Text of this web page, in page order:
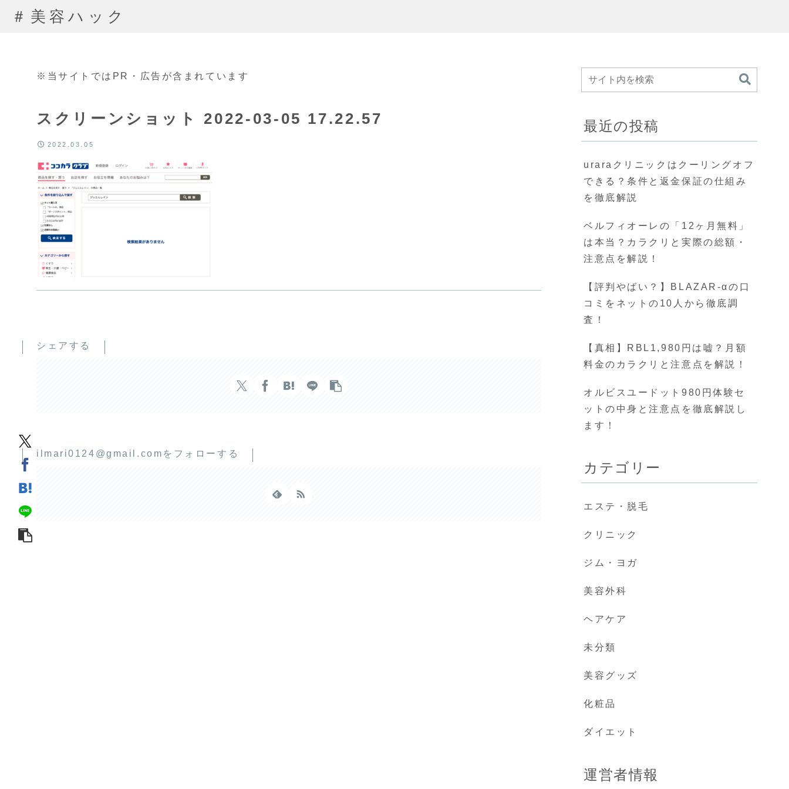
＃美容ハック
※当サイトではPR・広告が含まれています
スクリーンショット 2022-03-05 17.22.57
2022.03.05
シェアする
ilmari0124@gmail.comをフォローする
最近の投稿
uraraクリニックはクーリングオフ
できる？条件と返金保証の仕組み
を徹底解説
ベルフィオーレの「12ヶ月無料」
は本当？カラクリと実際の総額・
注意点を解説！
【評判やばい？】BLAZAR-αの口
コミをネットの10人から徹底調
査！
【真相】RBL1,980円は嘘？月額
料金のカラクリと注意点を解説！
オルビスユードット980円体験セ
ットの中身と注意点を徹底解説し
ます！
カテゴリー
エステ・脱毛
クリニック
ジム・ヨガ
美容外科
ヘアケア
未分類
美容グッズ
化粧品
ダイエット
運営者情報